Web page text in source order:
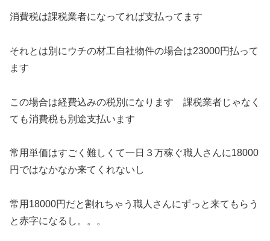
消費税は課税業者になってれば支払ってます
それとは別にウチの材工自社物件の場合は23000円払って
ます
この場合は経費込みの税別になります 課税業者じゃなく
ても消費税も別途支払います
常用単価はすごく難しくて一日３万稼ぐ職人さんに18000
円ではなかなか来てくれないし
常用18000円だと割れちゃう職人さんにずっと来てもらう
と赤字になるし。。。